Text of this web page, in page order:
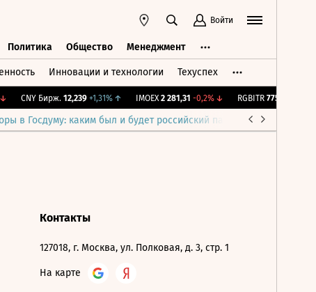
Войти
Политика Общество Менеджмент
Инновации и технологии Техуспех
CNY Бирж. 12,239 +1,31%↑ IMOEX 2 281,31 -0,2%↓ RGBITR 775,48
в Госдуму: каким был и будет российский парламент
Контакты
127018, г. Москва, ул. Полковая, д. 3, стр. 1
На карте